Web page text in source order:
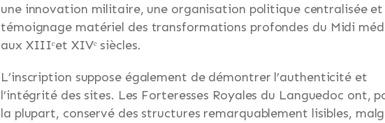
une innovation militaire, une organisation politique centralisée et
témoignage matériel des transformations profondes du Midi
aux XIIIᵉet XIVᵉ siècles.
L’inscription suppose également de démontrer l’authenticité et
l’intégrité des sites. Les Forteresses Royales du Languedoc ont,
la plupart, conservé des structures remarquablement lisibles,